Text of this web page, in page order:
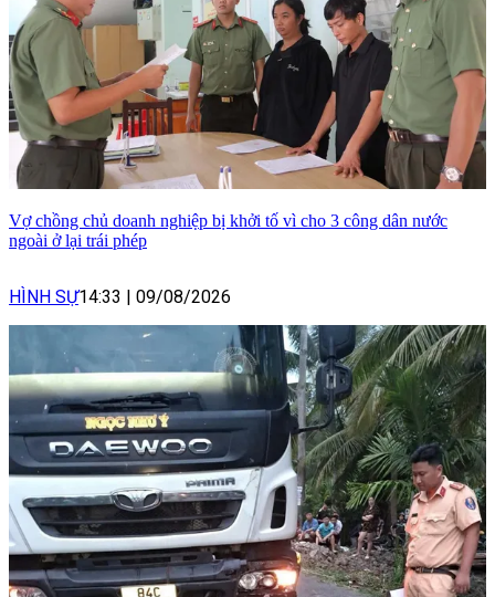
Vợ chồng chủ doanh nghiệp bị khởi tố vì cho 3 công dân nước
ngoài ở lại trái phép
HÌNH SỰ14:33 | 09/08/2026